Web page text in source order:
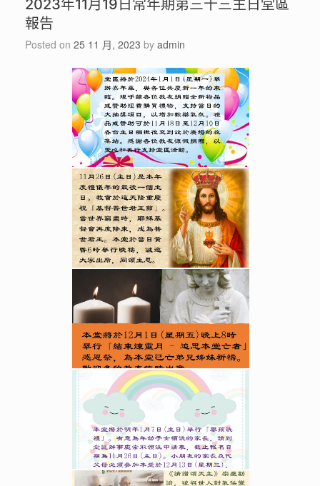
2023年11月19日常年期第三十三主日堂區
報告
Posted on 25 11 月, 2023 by admin